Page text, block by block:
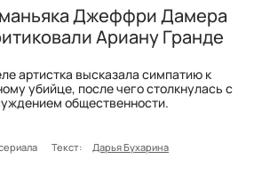
Джеффри Дамера
Ариану Гранде
артистка высказала симпатию к
убийце, после чего столкнулась с
общественности.
Текст:
Дарья Бухарина